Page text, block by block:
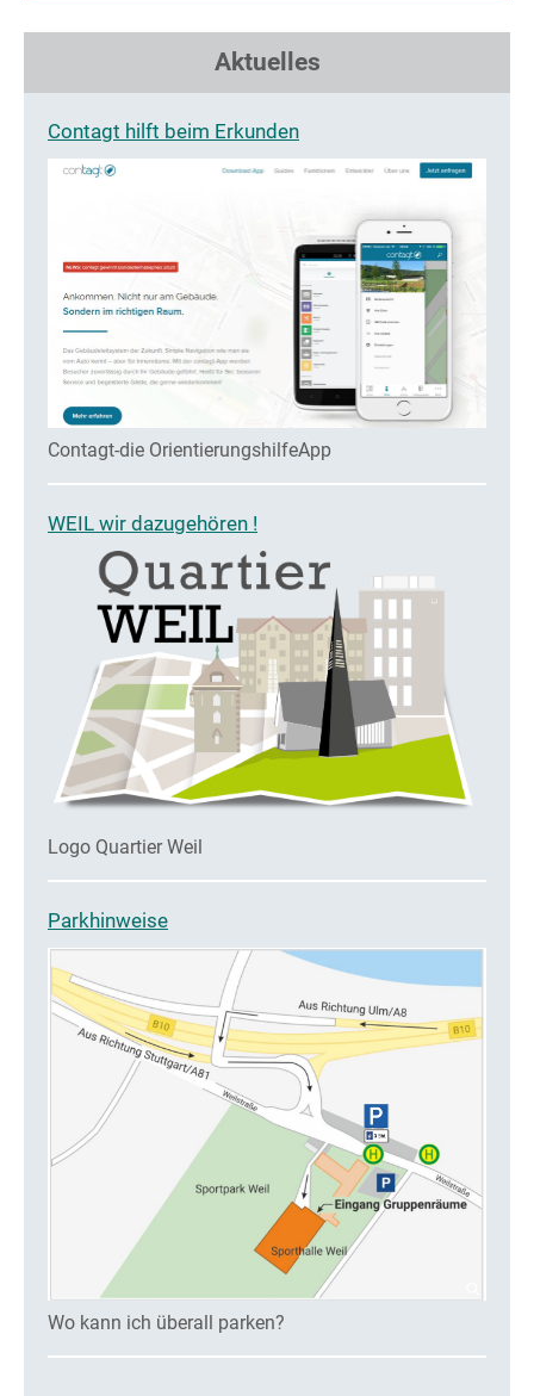
Aktuelles
Contagt hilft beim Erkunden
Contagt-die OrientierungshilfeApp
WEIL wir dazugehören !
Logo Quartier Weil
Parkhinweise
Wo kann ich überall parken?